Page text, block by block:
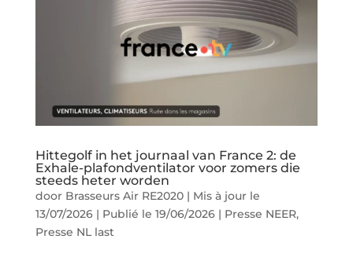
Hittegolf in het journaal van France 2: de
Exhale-plafondventilator voor zomers die
steeds heter worden
door Brasseurs Air RE2020| Mis à jour le
13/07/2026 | Publié le 19/06/2026| Presse NEER,
Presse NL last